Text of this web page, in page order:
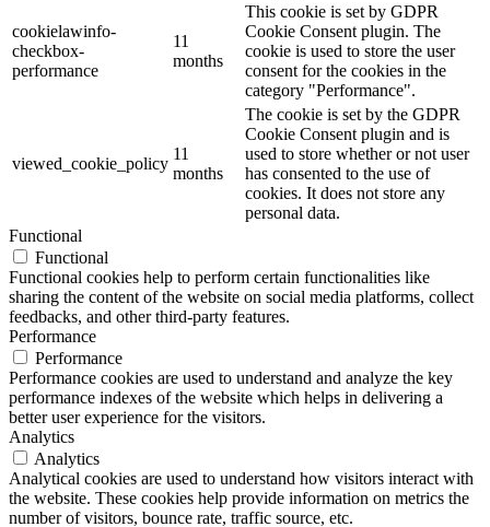
cookielawinfo-
checkbox-
performance
11
months
This cookie is set by GDPR
Cookie Consent plugin. The
cookie is used to store the user
consent for the cookies in the
category "Performance".
viewed_cookie_policy
11
months
The cookie is set by the GDPR
Cookie Consent plugin and is
used to store whether or not user
has consented to the use of
cookies. It does not store any
personal data.
Functional
Functional
Functional cookies help to perform certain functionalities like
sharing the content of the website on social media platforms, collect
feedbacks, and other third-party features.
Performance
Performance
Performance cookies are used to understand and analyze the key
performance indexes of the website which helps in delivering a
better user experience for the visitors.
Analytics
Analytics
Analytical cookies are used to understand how visitors interact with
the website. These cookies help provide information on metrics the
number of visitors, bounce rate, traffic source, etc.